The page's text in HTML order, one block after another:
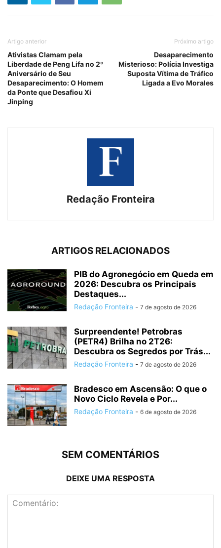
Artigo anterior
Ativistas Clamam pela
Liberdade de Peng Lifa no 2º
Aniversário de Seu
Desaparecimento: O Homem
da Ponte que Desafiou Xi
Jinping
Próximo artigo
Desaparecimento
Misterioso: Polícia Investiga
Suposta Vítima de Tráfico
Ligada a Evo Morales
Redação Fronteira
ARTIGOS RELACIONADOS
PIB do Agronegócio em Queda em
2026: Descubra os Principais
Destaques...
Redação Fronteira - 7 de agosto de 2026
Surpreendente! Petrobras
(PETR4) Brilha no 2T26:
Descubra os Segredos por Trás...
Redação Fronteira - 7 de agosto de 2026
Bradesco em Ascensão: O que o
Novo Ciclo Revela e Por...
Redação Fronteira - 6 de agosto de 2026
SEM COMENTÁRIOS
DEIXE UMA RESPOSTA